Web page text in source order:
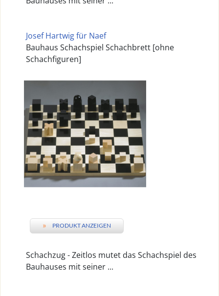
Josef Hartwig für Naef
Bauhaus Schachspiel Schachbrett [ohne
Schachfiguren]
» PRODUKT ANZEIGEN
Schachzug - Zeitlos mutet das Schachspiel des
Bauhauses mit seiner ...